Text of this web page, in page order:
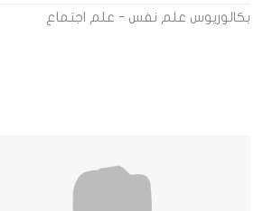
بكالوريوس علم نفس - علم اجتماع